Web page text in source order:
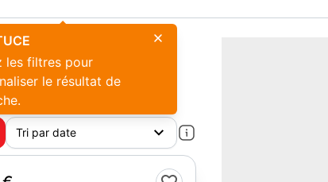
les filtres pour
le résultat de